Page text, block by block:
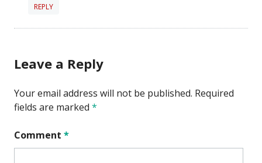
REPLY
Leave a Reply
Your email address will not be published. Required
fields are marked *
Comment *